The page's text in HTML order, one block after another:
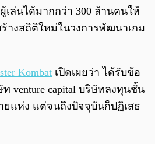
0:00 0:00
เล่นได้มากกว่า 300 ล้านคนให้
ร้างสถิติใหม่ในวงการพัฒนาเกม
Kombat เปิดเผยว่า ได้รับข้อ
venture capital บริษัทลงทุนชั้น
ยแห่ง แต่จนถึงปัจจุบันก็ปฏิเสธ